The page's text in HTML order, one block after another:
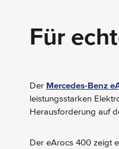
Für
Der Mercedes-Benz
leistungsstarken
Herausforderung auf
Der eArocs 400 zeigt